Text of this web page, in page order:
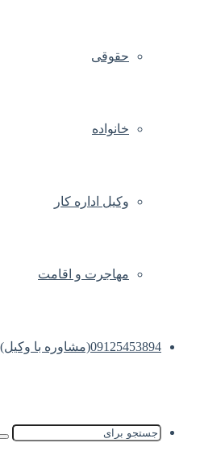
حقوقی
خانواده
وکیل اداره کار
مهاجرت و اقامت
09125453894(مشاوره با وکیل)